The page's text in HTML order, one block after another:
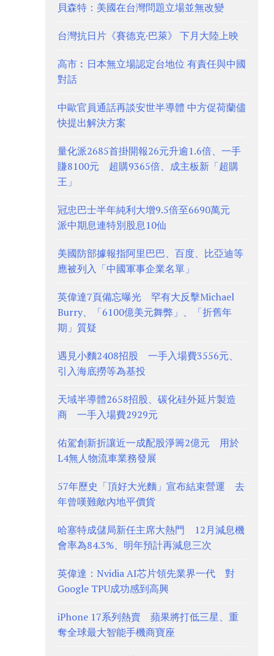
貝森特：美國在台灣問題立場並無改變
台灣抗日片《賽德克·巴萊》 下月大陸上映
高市︰日本無立場認定台地位 有責任與中國
對話
中歐官員通話再談安世半導體 中方促荷蘭儘
快提出解決方案
量化派2685首掛開報26元升逾1.6倍、一手
賺8100元 超購9365倍、成主板新「超購
王」
冠忠巴士半年純利大增9.5倍至6690萬元
派中期息連特別股息10仙
美國防部據報指阿里巴巴、百度、比亞迪等
應被列入「中國軍事企業名單」
英偉達7頁備忘曝光 罕有大反擊Michael
Burry、「6100億美元舞弊」、「折舊年
期」質疑
遇見小麵2408招股 一手入場費3556元、
引入海底撈等為基投
天域半導體2658招股、碳化硅外延片製造
商 一手入場費2929元
佑駕創新折讓近一成配股淨籌2億元 用於
L4無人物流車業務發展
57年歷史「頂好大光麵」宣布結束營運 去
年曾嘆難敵內地平價貨
哈塞特成儲局新任主席大熱門 12月減息機
會率為84.3%、明年預計再減息三次
英偉達：Nvidia AI芯片領先業界一代 對
Google TPU成功感到高興
iPhone 17系列熱賣 蘋果將打低三星、重
奪全球最大智能手機商寶座